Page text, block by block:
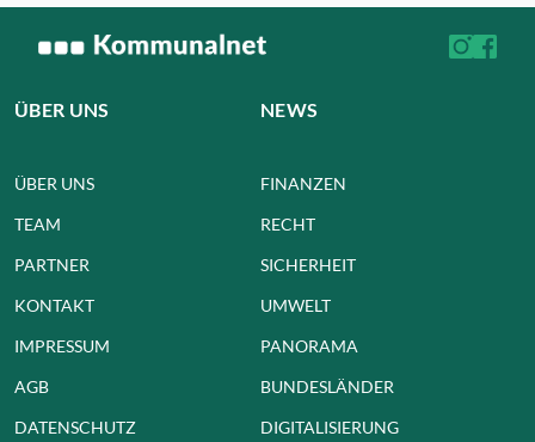
ÜBER UNS
ÜBER UNS
TEAM
PARTNER
KONTAKT
IMPRESSUM
AGB
DATENSCHUTZ
NEWS
FINANZEN
RECHT
SICHERHEIT
UMWELT
PANORAMA
BUNDESLÄNDER
DIGITALISIERUNG